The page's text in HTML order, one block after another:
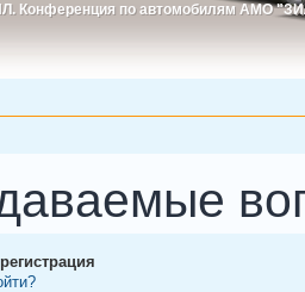
Конференция по автомобилям АМО
Конференция по автомобилям АМО